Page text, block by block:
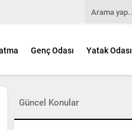
Genç Odası Yatak Odası
Güncel Konular